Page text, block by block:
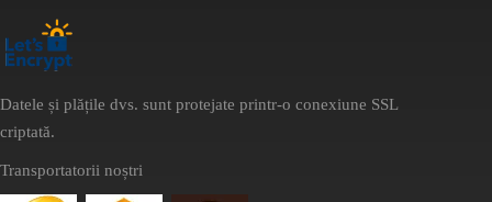
Datele și plățile dvs. sunt protejate printr-o conexiune SSL
criptată.
Transportatorii noștri